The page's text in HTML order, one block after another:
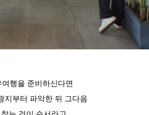
여행을 준비하신다면
지부터 파악한 뒤 그다음